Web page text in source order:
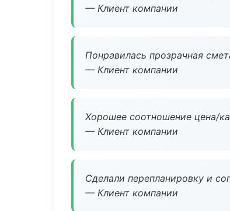
— Клиент компании
Понравилась прозрачная
— Клиент компании
Хорошее соотношение цена/
— Клиент компании
Сделали перепланировку и
— Клиент компании